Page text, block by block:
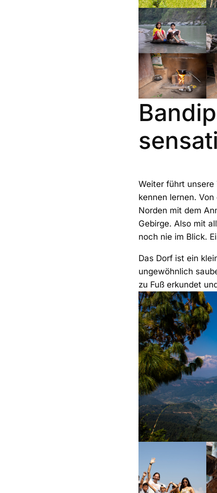
Weiter führt unsere
kennen lernen.
Norden mit dem
Gebirge. Also mit
noch nie im Blick.
Das Dorf ist ein
ungewöhnlich
zu Fuß erkundet